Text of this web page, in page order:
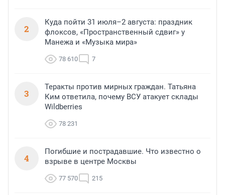
2
Куда пойти 31 июля–2 августа: праздник
флоксов, «Пространственный сдвиг» у
Манежа и «Музыка мира»
78 610 7
3
Теракты против мирных граждан. Татьяна
Ким ответила, почему ВСУ атакует склады
Wildberries
78 231
4
Погибшие и пострадавшие. Что известно о
взрыве в центре Москвы
77 570 215